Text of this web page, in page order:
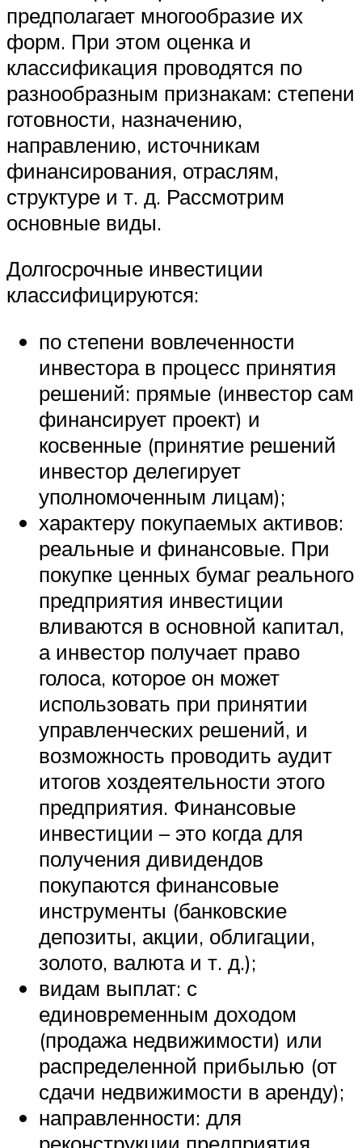
предполагает многообразие их
форм. При этом оценка и
классификация проводятся по
разнообразным признакам: степени
готовности, назначению,
направлению, источникам
финансирования, отраслям,
структуре и т. д. Рассмотрим
основные виды.
Долгосрочные инвестиции
классифицируются:
по степени вовлеченности
инвестора в процесс принятия
решений: прямые (инвестор сам
финансирует проект) и
косвенные (принятие решений
инвестор делегирует
уполномоченным лицам);
характеру покупаемых активов:
реальные и финансовые. При
покупке ценных бумаг реального
предприятия инвестиции
вливаются в основной капитал,
а инвестор получает право
голоса, которое он может
использовать при принятии
управленческих решений, и
возможность проводить аудит
итогов хоздеятельности этого
предприятия. Финансовые
инвестиции – это когда для
получения дивидендов
покупаются финансовые
инструменты (банковские
депозиты, акции, облигации,
золото, валюта и т. д.);
видам выплат: с
единовременным доходом
(продажа недвижимости) или
распределенной прибылью (от
сдачи недвижимости в аренду);
направленности: для